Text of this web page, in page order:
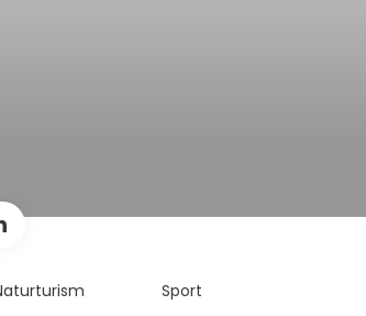
Sport